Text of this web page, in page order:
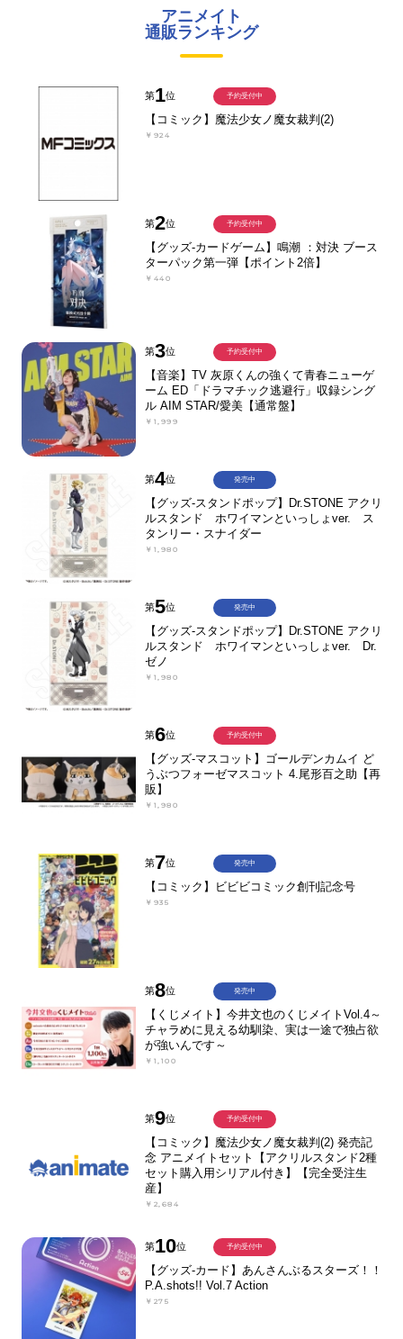
アニメイト
通販ランキング
第1位
【コミック】魔法少女ノ魔女裁判(2)
￥924
予約受付中
第2位
【グッズ-カードゲーム】鳴潮 ：対決 ブース
ターパック第一弾【ポイント2倍】
￥440
予約受付中
第3位
【音楽】TV 灰原くんの強くて青春ニューゲ
ーム ED「ドラマチック逃避行」収録シング
ル AIM STAR/愛美【通常盤】
￥1,999
予約受付中
第4位
【グッズ-スタンドポップ】Dr.STONE アクリ
ルスタンド ホワイマンといっしょver. ス
タンリー・スナイダー
￥1,980
発売中
第5位
【グッズ-スタンドポップ】Dr.STONE アクリ
ルスタンド ホワイマンといっしょver. Dr.
ゼノ
￥1,980
発売中
第6位
【グッズ-マスコット】ゴールデンカムイ ど
うぶつフォーゼマスコット 4.尾形百之助【再
販】
￥1,980
予約受付中
第7位
【コミック】ビビビコミック創刊記念号
￥935
発売中
第8位
【くじメイト】今井文也のくじメイトVol.4～
チャラめに見える幼馴染、実は一途で独占欲
が強いんです～
￥1,100
発売中
第9位
【コミック】魔法少女ノ魔女裁判(2) 発売記
念 アニメイトセット【アクリルスタンド2種
セット購入用シリアル付き】【完全受注生
産】
￥2,684
予約受付中
第10位
【グッズ-カード】あんさんぶるスターズ！！
P.A.shots!! Vol.7 Action
￥275
予約受付中